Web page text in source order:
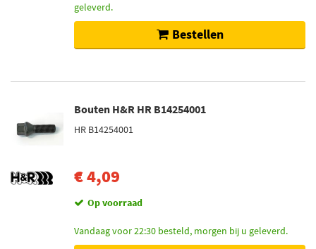
geleverd.
Bestellen
Bouten H&R HR B14254001
HR B14254001
€ 4,09
Op voorraad
Vandaag voor 22:30 besteld, morgen bij u geleverd.